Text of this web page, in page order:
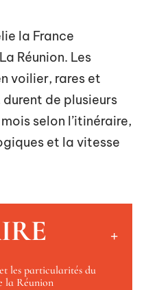
la France
Réunion. Les
voilier, rares et
de plusieurs
selon l’itinéraire,
et la vitesse
les particularités du
la Réunion